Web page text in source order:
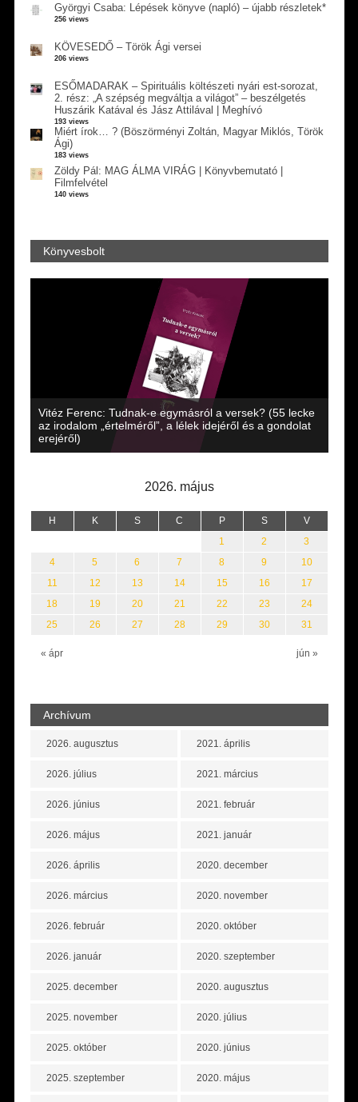
Györgyi Csaba: Lépések könyve (napló) – újabb részletek*
256 views
KÖVESEDŐ – Török Ági versei
206 views
ESŐMADARAK – Spirituális költészeti nyári est-sorozat,
2. rész: „A szépség megváltja a világot” – beszélgetés
Huszárik Katával és Jász Attilával | Meghívó
193 views
Miért írok… ? (Böszörményi Zoltán, Magyar Miklós, Török
Ági)
183 views
Zöldy Pál: MAG ÁLMA VIRÁG | Könyvbemutató |
Filmfelvétel
140 views
Könyvesbolt
Vitéz Ferenc: Tudnak-e egymásról a versek? (55 lecke
az irodalom „értelméről”, a lélek idejéről és a gondolat
erejéről)
2026. május
H K S C P S V
« ápr jún »
1 2
3
4
5 6 7 8 9
10
11
12 13 14 15 16
17
18
19 20 21 22 23
24
25
26 27 28 29 30 31
Archívum
2026. augusztus
2026. július
2026. június
2026. május
2026. április
2026. március
2026. február
2026. január
2025. december
2025. november
2025. október
2025. szeptember
2021. április
2021. március
2021. február
2021. január
2020. december
2020. november
2020. október
2020. szeptember
2020. augusztus
2020. július
2020. június
2020. május